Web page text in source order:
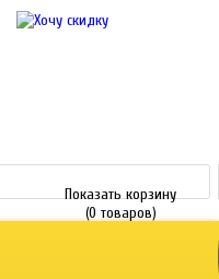
Показать корзину
(0 товаров)